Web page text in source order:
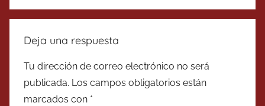
Deja una respuesta
Tu dirección de correo electrónico no será
publicada. Los campos obligatorios están
marcados con *